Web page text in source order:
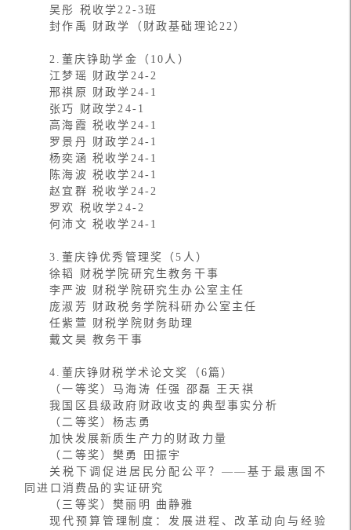
吴彤 税收学22-3班
封作禹 财政学（财政基础理论22）
2.董庆铮助学金（10人）
江梦瑶 财政学24-2
邢祺原 财政学24-1
张巧 财政学24-1
高海霞 税收学24-1
罗景丹 财政学24-1
杨奕涵 税收学24-1
陈海波 税收学24-1
赵宜群 税收学24-2
罗欢 税收学24-2
何沛文 税收学24-1
3.董庆铮优秀管理奖（5人）
徐韬 财税学院研究生教务干事
李严波 财税学院研究生办公室主任
庞淑芳 财政税务学院科研办公室主任
任紫萱 财税学院财务助理
戴文昊 教务干事
4.董庆铮财税学术论文奖（6篇）
（一等奖）马海涛 任强 邵磊 王天祺
我国区县级政府财政收支的典型事实分析
（二等奖）杨志勇
加快发展新质生产力的财政力量
（二等奖）樊勇 田振宇
关税下调促进居民分配公平？——基于最惠国不
同进口消费品的实证研究
（三等奖）樊丽明 曲静雅
现代预算管理制度：发展进程、改革动向与经验